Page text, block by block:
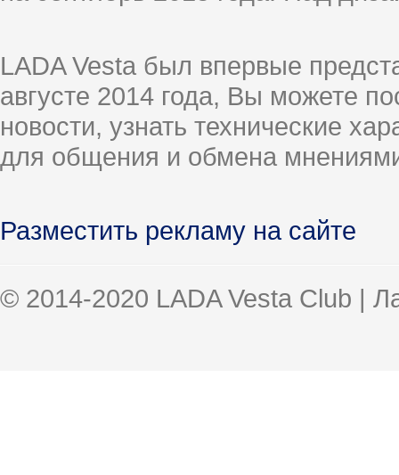
LADA Vesta был впервые
августе 2014 года, Вы можете
новости, узнать технические
для общения и обмена
Разместить рекламу на сайте
© 2014-2020 LADA Vesta Club |